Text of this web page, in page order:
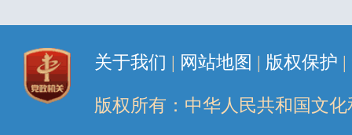
关于我们 | 网站地图 | 版权保护 |
版权所有：中华人民共和国文